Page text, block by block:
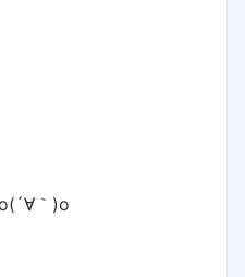
｀)o